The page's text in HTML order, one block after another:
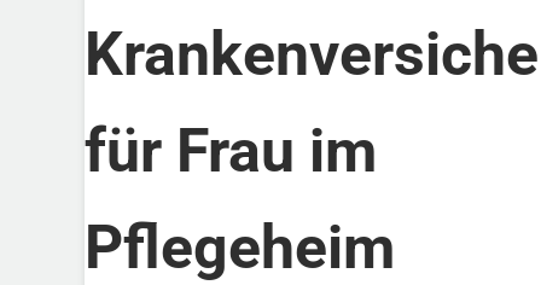
für Frau im
Pflegeheim